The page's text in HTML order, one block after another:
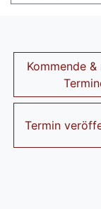
Kommende &
Termin